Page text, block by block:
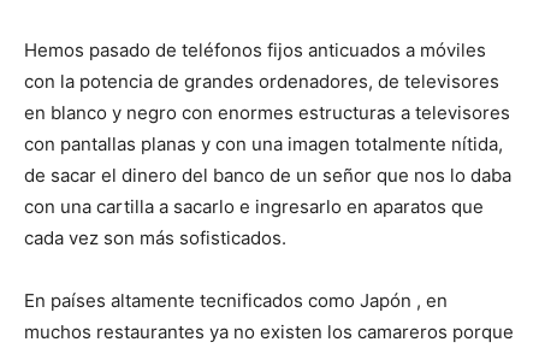
Hemos pasado de teléfonos fijos anticuados a móviles
con la potencia de grandes ordenadores, de televisores
en blanco y negro con enormes estructuras a televisores
con pantallas planas y con una imagen totalmente nítida,
de sacar el dinero del banco de un señor que nos lo daba
con una cartilla a sacarlo e ingresarlo en aparatos que
cada vez son más sofisticados.
En países altamente tecnificados como Japón , en
muchos restaurantes ya no existen los camareros porque